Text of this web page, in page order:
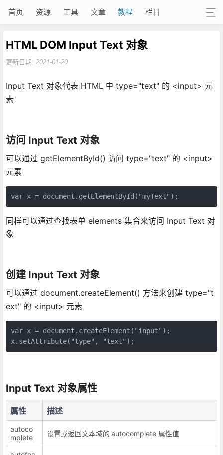
首页 资源 工具 文章 教程 栏目
HTML DOM Input Text 对象
更新日期: 2021-01-20
Input Text 对象代表 HTML 中 type="text" 的 <input> 元
素
访问 Input Text 对象
可以通过 getElementById() 访问 type="text" 的 <input>
元素
var x = document.getElementById("myText");
同样可以通过查找表单 elements 集合来访问 Input Text 对
象
创建 Input Text 对象
可以通过 document.createElement() 方法来创建 type="t
ext" 的 <input> 元素
var x = document.createElement("input");
Input Text 对象属性
属性 描述
autoco
mplete
设置或返回文本域的 autocomplete 属性值